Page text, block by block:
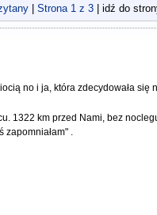
| Strona 1z 3| idź do
no i ja, która zdecydowała się
1322 km przed Nami, bez
zapomniałam" .